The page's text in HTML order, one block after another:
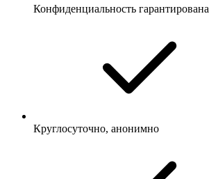
Конфиденциальность гарантирована
Круглосуточно, анонимно